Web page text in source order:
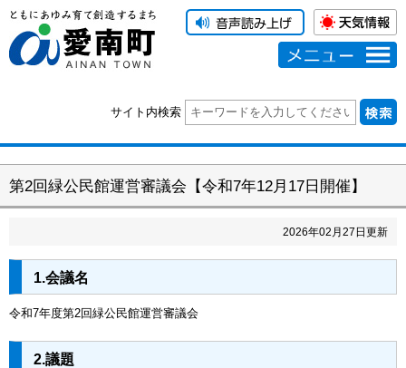
メニュー
サイト内検索
第2回緑公民館運営審議会【令和7年12月17日開催】
2026年02 月 27 日更新
1.会議名
令和7年度第2回緑公民館運営審議会
2.議題